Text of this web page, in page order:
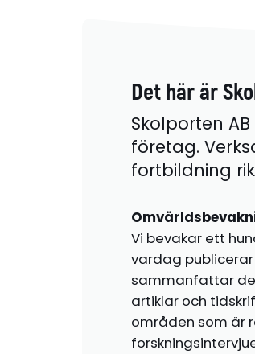
Det här är
Skolporten
företag.
fortbildning
Vi bevakar ett
vardag
sammanfattar
artiklar och
områden som är